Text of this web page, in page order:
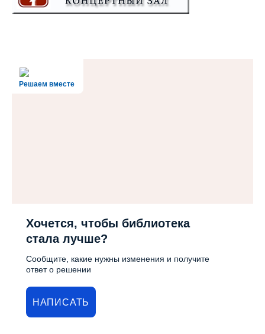
Решаем вместе
Хочется, чтобы библиотека
стала лучше?
Сообщите, какие нужны изменения и получите
ответ о решении
НАПИСАТЬ